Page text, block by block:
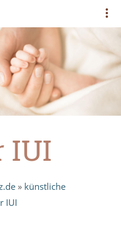
IUI
» künstliche
IUI